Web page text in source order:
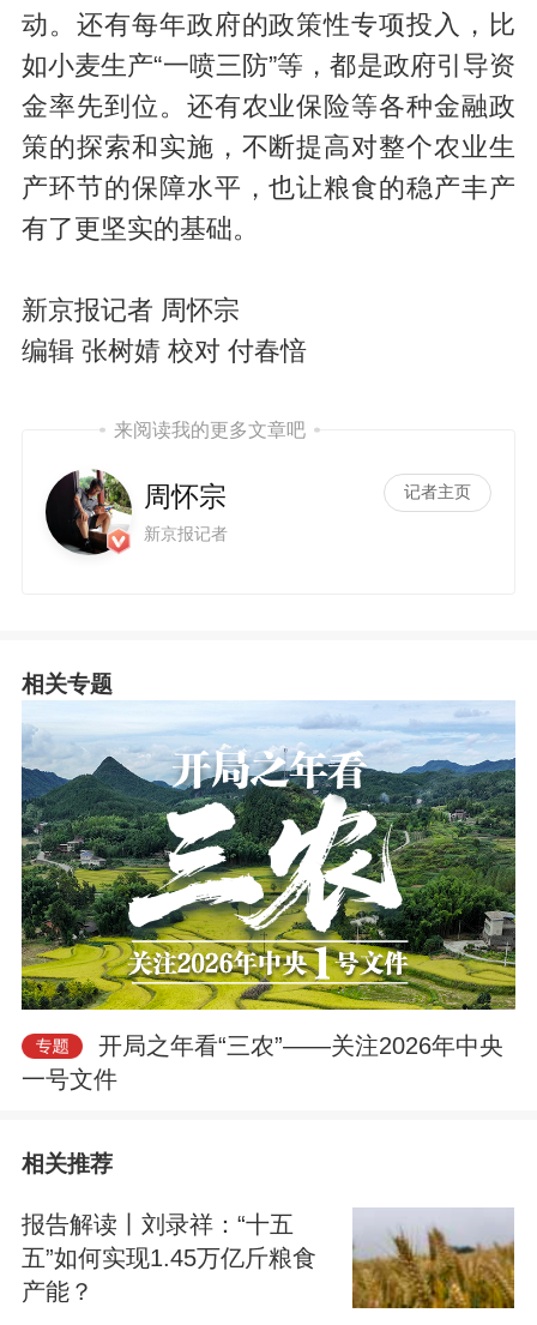
动。还有每年政府的政策性专项投入，比
如小麦生产“一喷三防”等，都是政府引导资
金率先到位。还有农业保险等各种金融政
策的探索和实施，不断提高对整个农业生
产环节的保障水平，也让粮食的稳产丰产
有了更坚实的基础。
新京报记者 周怀宗
编辑 张树婧 校对 付春愔
来阅读我的更多文章吧
周怀宗
新京报记者
记者主页
相关专题
开局之年看“三农”——关注2026年中央
一号文件
相关推荐
报告解读丨刘录祥：“十五
五”如何实现1.45万亿斤粮食
产能？